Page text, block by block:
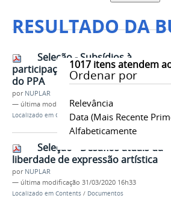
RESULTADO DA
1017itens atendem
Ordenar por
Relevância
Data (mais Recente
Alfabeticamente
Seleção - Subsídios à
participação social na construção
do PPA
por NUPLAR
— última modificação 31/03/2020 16h32
Localizado em Contents /Documentos
Seleção - Desafios atuais da
liberdade de expressão artística
por NUPLAR
— última modificação 31/03/2020 16h33
Localizado em Contents / Documentos